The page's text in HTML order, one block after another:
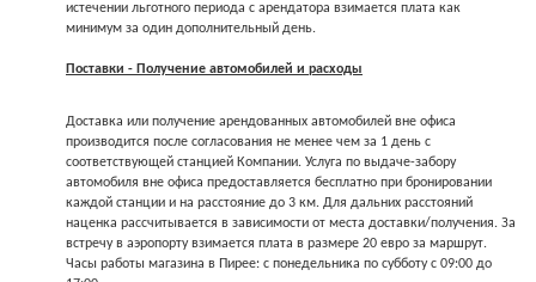
истечении льготного периода с арендатора взимается плата как
минимум за один дополнительный день.
Поставки - Получение автомобилей и расходы
Доставка или получение арендованных автомобилей вне офиса
производится после согласования не менее чем за 1 день с
соответствующей станцией Компании. Услуга по выдаче-забору
автомобиля вне офиса предоставляется бесплатно при бронировании
каждой станции и на расстояние до 3 км. Для дальних расстояний
наценка рассчитывается в зависимости от места доставки/получения. За
встречу в аэропорту взимается плата в размере 20 евро за маршрут.
Часы работы магазина в Пирее: с понедельника по субботу с 09:00 до